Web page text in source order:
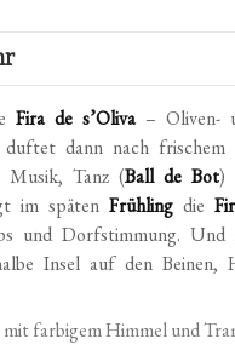
Fira de s’Oliva– Oliven-
duftet dann nach frischem
Musik, Tanz (Ball de Bot)
im spätenFrühling die
und Dorfstimmung.
Insel auf den Beinen,